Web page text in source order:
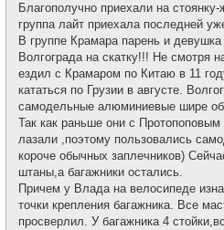
Благополучно приехали на
группа лайт приехала последней
В группе Крамара парень и
Волгограда на скатку!!! Не смотря
ездил с Крамаром по Китаю в 11
кататься по Грузии в августе.
самодельные алюминиевые шире
Так как раньше они с
лазали ,поэтому пользовались
короче обычных заплечников)
штаны,а багажники остались.
Причем у Влада на велосипеде
точки крепления багажника. Все
просверлил. У багажника 4